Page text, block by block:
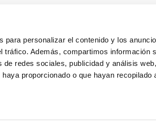
para personalizar el contenido y los
Además, compartimos información
redes sociales, publicidad y análisis
proporcionado o que hayan recopilado
Política de cookies